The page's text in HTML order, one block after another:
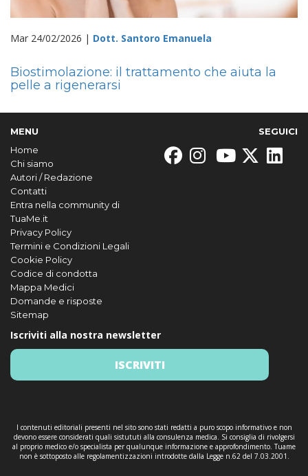
Mar 24/02/2026 | Dott. Santoro Emanuela
Biostimolazione: il trattamento che aiuta la
pelle a rigenerarsi
MENU
Home
Chi siamo
Autori / Redazione
Contatti
Entra nella community di
TuaMe.it
Privacy Policy
Termini e Condizioni Legali
Cookie Policy
Codice di condotta
Mappa Medici
Domande e risposte
Sitemap
SEGUICI
Iscriviti alla nostra newsletter
ISCRIVITI
I contenuti editoriali presenti nel sito sono stati redatti a puro scopo informativo e non
devono essere considerati quali sistututi alla consulenza medica. Si consiglia di rivolgersi
al proprio medico e/o specialista per qualunque informazione e approfondimento. Tuame
non è sottoposto alle regolamentizzazioni introdotte dalla Legge n.62 del 7.03.2001.